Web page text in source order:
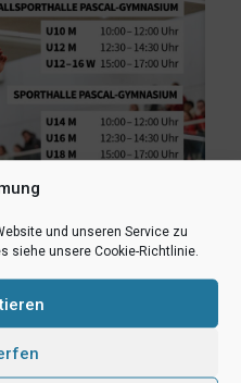
und unseren Service zu
siehe unsere Cookie-Richtlinie.